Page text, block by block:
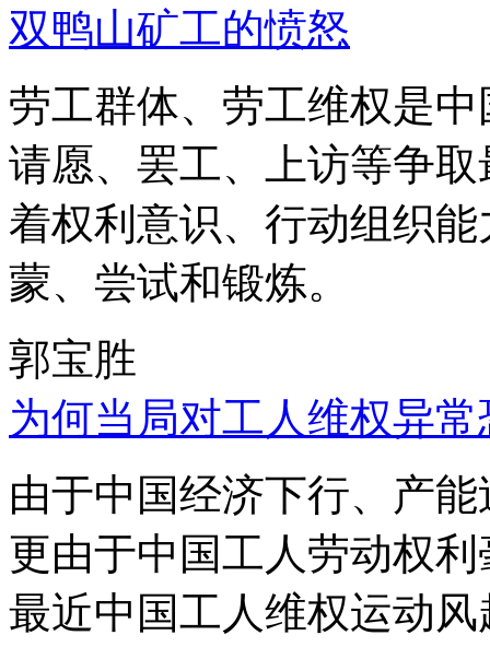
双鸭山矿工的愤怒
劳工群体、劳工维权是
请愿、罢工、上访等争
着权利意识、行动组织
蒙、尝试和锻炼。
郭宝胜
为何当局对工人维权异
由于中国经济下行、产
更由于中国工人劳动权
最近中国工人维权运动